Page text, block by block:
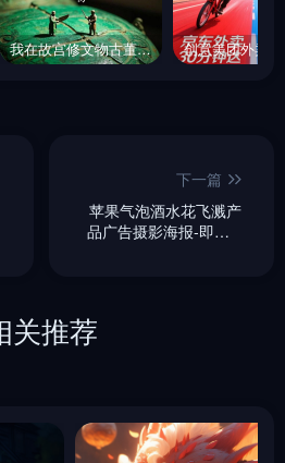
我在故宫修文物古董海报微距摄影海报 -即梦ai关键词描述咒语
下一篇
苹果气泡酒水花飞溅产
品广告摄影海报-即梦ai
关推荐